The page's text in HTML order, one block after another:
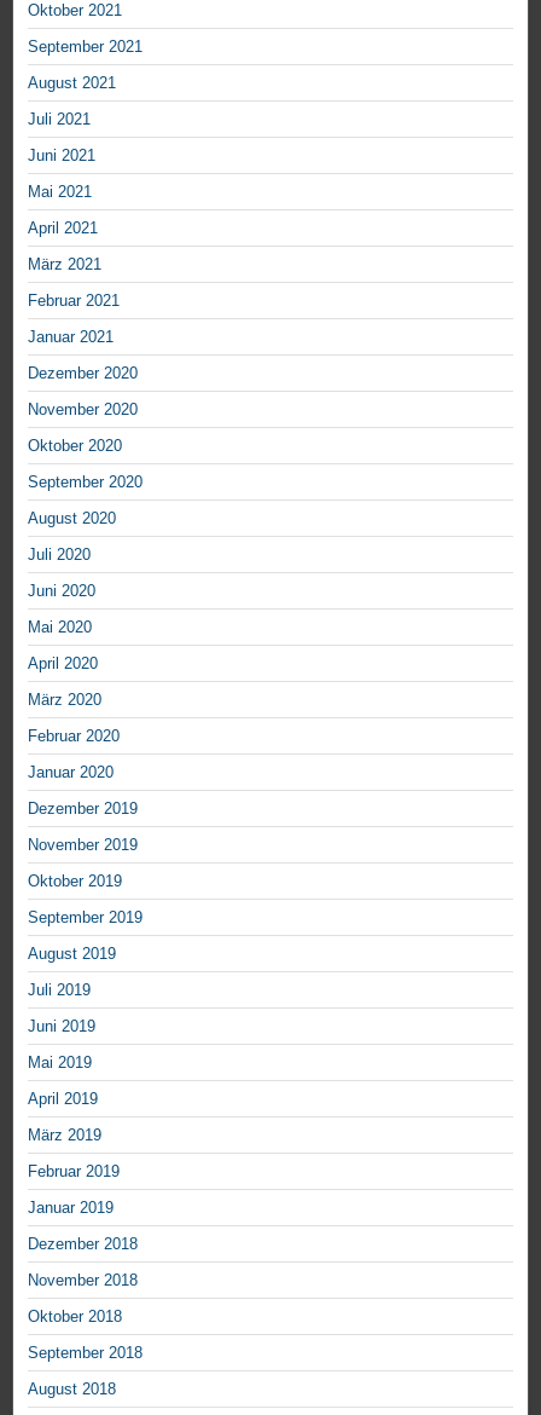
Oktober 2021
September 2021
August 2021
Juli 2021
Juni 2021
Mai 2021
April 2021
März 2021
Februar 2021
Januar 2021
Dezember 2020
November 2020
Oktober 2020
September 2020
August 2020
Juli 2020
Juni 2020
Mai 2020
April 2020
März 2020
Februar 2020
Januar 2020
Dezember 2019
November 2019
Oktober 2019
September 2019
August 2019
Juli 2019
Juni 2019
Mai 2019
April 2019
März 2019
Februar 2019
Januar 2019
Dezember 2018
November 2018
Oktober 2018
September 2018
August 2018